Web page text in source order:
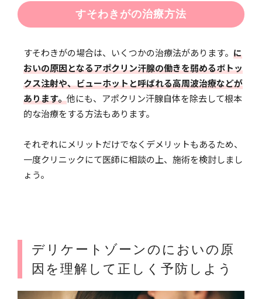
すそわきがの治療方法
すそわきがの場合は、いくつかの治療法があります。 に
おいの原因となるアポクリン汗腺の働きを弱めるボトッ
クス注射や、ビューホットと呼ばれる高周波治療などが
あります。他にも、アポクリン汗腺自体を除去して根本
的な治療をする方法もあります。
それぞれにメリットだけでなくデメリットもあるため、
一度クリニックにて医師に相談の上、施術を検討しまし
ょう。
デリケートゾーンのにおいの原
因を理解して正しく予防しよう